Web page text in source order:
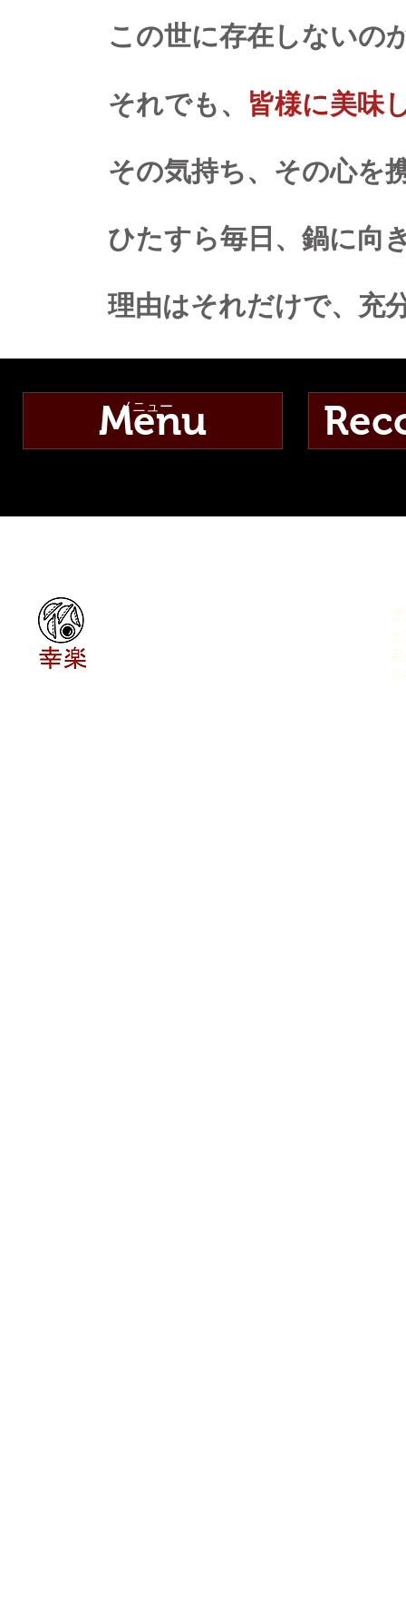
この世に存在しないの
それでも、 皆様に美味
その気持ち、その心を
ひたすら毎日、鍋に向
理由はそれだけで、充
Menu
​メニュー
​※